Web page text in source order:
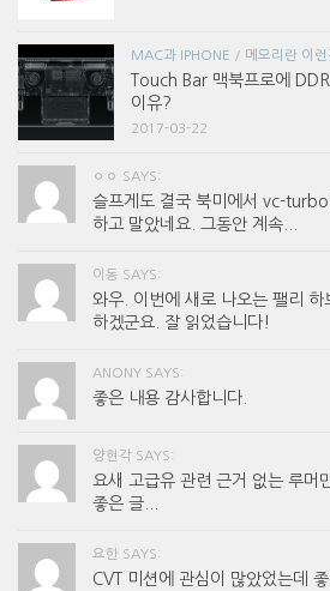
MAC과 IPHONE / 메모리란 이런
Touch Bar 맥북프로에
이유?
2017-03-22
ㅇㅇ SAYS:
슬프게도 결국 북미에서 vc-
하고 말았네요. 그동안 계속...
이동 SAYS:
와우. 이번에 새로 나오는 팰리
하겠군요. 잘 읽었습니다!
ANONY SAYS:
좋은 내용 감사합니다.
양현각 SAYS:
요새 고급유 관련 근거 없는 루머
좋은 글...
요한 SAYS:
CVT 미션에 관심이 많았었는데